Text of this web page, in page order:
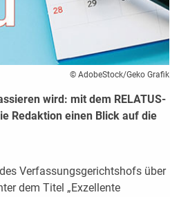
© AdobeStock/Geko Grafik
wird: mit dem RELATUS-
Redaktion einen Blick auf die
Verfassungsgerichtshofs über
dem Titel „Exzellente